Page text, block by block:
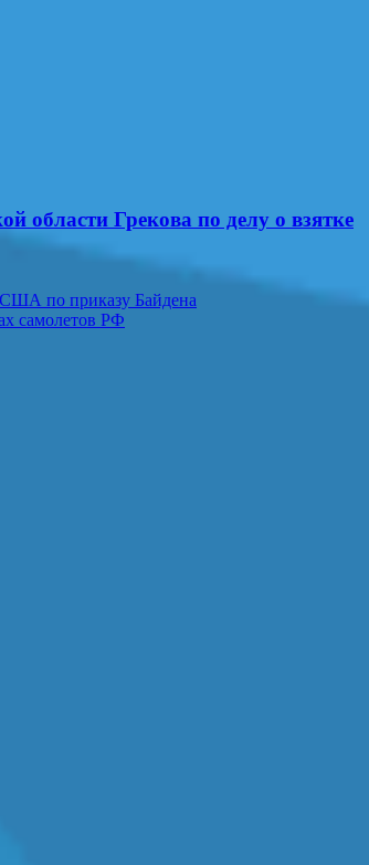
области Грекова по делу о взятке
по приказу Байдена
самолетов РФ